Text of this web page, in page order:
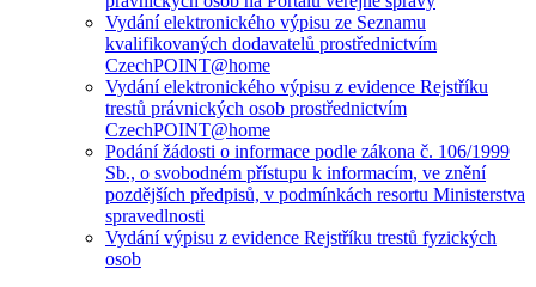
Vydání elektronického výpisu ze Seznamu
kvalifikovaných dodavatelů prostřednictvím
CzechPOINT@home
Vydání elektronického výpisu z evidence Rejstříku
trestů právnických osob prostřednictvím
CzechPOINT@home
Podání žádosti o informace podle zákona č. 106/1999
Sb., o svobodném přístupu k informacím, ve znění
pozdějších předpisů, v podmínkách resortu Ministerstva
spravedlnosti
Vydání výpisu z evidence Rejstříku trestů fyzických
osob